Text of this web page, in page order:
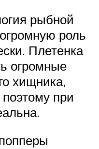
рыбной
роль
Плетенка
огромные
хищника,
при